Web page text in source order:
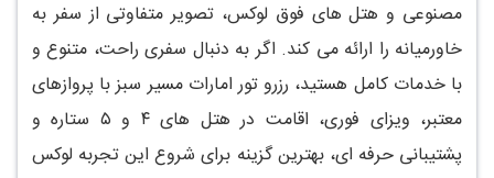
مصنوعی و هتل های فوق لوکس، تصویر متفاوتی از سفر به
خاورمیانه را ارائه می کند. اگر به دنبال سفری راحت، متنوع و
با خدمات کامل هستید، رزرو تور امارات مسیر سبز با پروازهای
معتبر، ویزای فوری، اقامت در هتل های ۴ و ۵ ستاره و
پشتیبانی حرفه ای، بهترین گزینه برای شروع این تجربه لوکس